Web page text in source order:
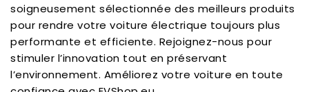
soigneusement sélectionnée des meilleurs produits
pour rendre votre voiture électrique toujours plus
performante et efficiente. Rejoignez-nous pour
stimuler l’innovation tout en préservant
l’environnement. Améliorez votre voiture en toute